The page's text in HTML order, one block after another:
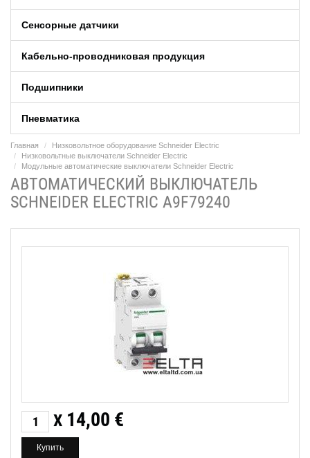
Сенсорные датчики
Кабельно-проводниковая продукция
Подшипники
Пневматика
Главная
Низковольтное оборудование Schneider Electric
Низковольтные выключатели Schneider Electric
Модульные автоматические выключатели Schneider Electric
АВТОМАТИЧЕСКИЙ ВЫКЛЮЧАТЕЛЬ
SCHNEIDER ELECTRIC A9F79240
X 14,00 €